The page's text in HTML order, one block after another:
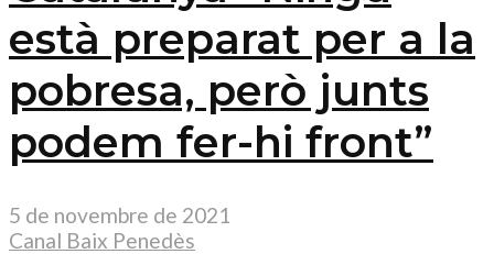
està preparat per a la
pobresa, però junts
podem fer-hi front”
5 de novembre de 2021
Canal Baix Penedès